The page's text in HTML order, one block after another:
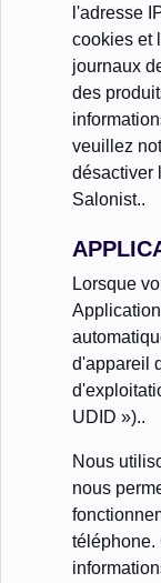
l'adresse
cookies et
journaux
des
veuillez
désactiver
Salonist..
Lorsque
d'appareil
UDID »)..
Nous
nous
téléphone.